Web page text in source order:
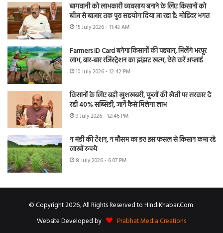
बागवानी को लाभकारी व्यवसाय बनाने के लिए किसानों को
बीज से बाजार तक पूरा सहयोग दिया जा रहा है: मोहिंदर भगत
15 July 2026 - 11:43 AM
Farmers ID Card बनेगा किसानों की पहचान, मिलेंगे भरपूर
लाभ, बार-बार रजिस्ट्रेशन का झंझट खत्म, ऐसे करें अप्लाई
10 July 2026 - 12:42 PM
किसानों के लिए बड़ी खुशखबरी, फूलों की खेती पर सरकार दे
रही 40% सब्सिडी, जानें कैसे मिलेगा लाभ
9 July 2026 - 12:46 PM
न मंडी की टेंशन, न मौसम का डर! इस फसल से किसान कमा रहे
लाखों रुपये
8 July 2026 - 6:07 PM
© Copyright 2026, All Rights Reserved to HindiKhabar.Com
Website Developed by
Prabhat Media Creations